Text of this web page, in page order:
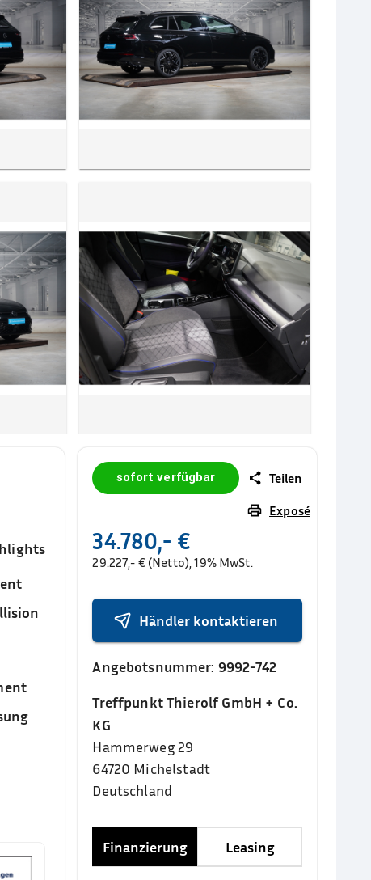
sofort verfügbar
Teilen
Exposé
34.780,- €
29.227,- € (Netto), 19% MwSt.
Händler kontaktieren
Angebotsnummer: 9992-742
Treffpunkt Thierolf GmbH + Co.
KG
Hammerweg 29
64720 Michelstadt
Deutschland
Finanzierung Leasing